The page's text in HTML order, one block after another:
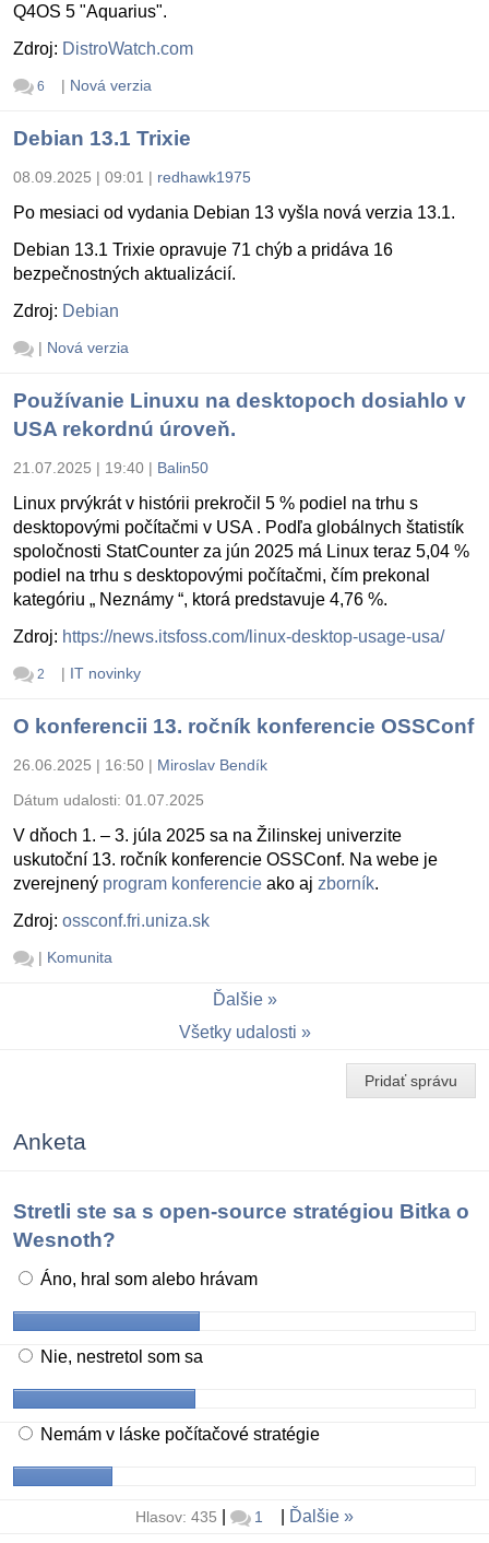
Q4OS 5 "Aquarius".
Zdroj: DistroWatch.com
6 | Nová verzia
Debian 13.1 Trixie
08.09.2025 | 09:01 | redhawk1975
Po mesiaci od vydania Debian 13 vyšla nová verzia 13.1.
Debian 13.1 Trixie opravuje 71 chýb a pridáva 16
bezpečnostných aktualizácií.
Zdroj: Debian
| Nová verzia
Používanie Linuxu na desktopoch dosiahlo v
USA rekordnú úroveň.
21.07.2025 | 19:40 | Balin50
Linux prvýkrát v histórii prekročil 5 % podiel na trhu s
desktopovými počítačmi v USA . Podľa globálnych štatistík
spoločnosti StatCounter za jún 2025 má Linux teraz 5,04 %
podiel na trhu s desktopovými počítačmi, čím prekonal
kategóriu „ Neznámy “, ktorá predstavuje 4,76 %.
Zdroj: https://news.itsfoss.com/linux-desktop-usage-usa/
2 | IT novinky
O konferencii 13. ročník konferencie OSSConf
26.06.2025 | 16:50 | Miroslav Bendík
Dátum udalosti: 01.07.2025
V dňoch 1. – 3. júla 2025 sa na Žilinskej univerzite
uskutoční 13. ročník konferencie OSSConf. Na webe je
zverejnený program konferencie ako aj zborník.
Zdroj: ossconf.fri.uniza.sk
| Komunita
Ďalšie
Všetky udalosti
Pridať správu
Anketa
Stretli ste sa s open-source stratégiou Bitka o
Wesnoth?
Áno, hral som alebo hrávam
Nie, nestretol som sa
Nemám v láske počítačové stratégie
Hlasov: 435 1 Ďalšie